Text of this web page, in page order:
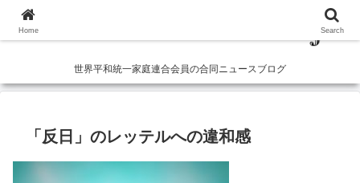
世界平和統一家庭連合会員の合同ニュースブログ
「反日」のレッテルへの違和感
Home Search